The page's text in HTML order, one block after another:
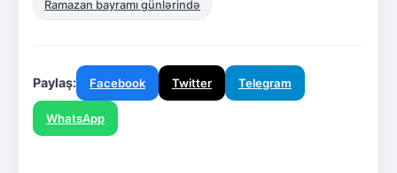
Ramazan bayramı günlərində
Paylaş: Facebook Twitter Telegram
WhatsApp